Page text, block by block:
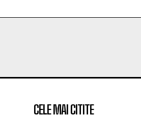
CELE MAI CITITE